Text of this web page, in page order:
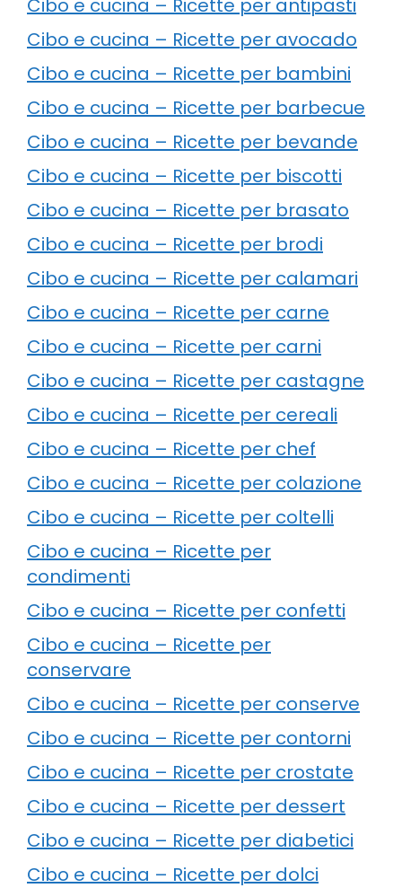
Cibo e cucina – Ricette per antipasti
Cibo e cucina – Ricette per avocado
Cibo e cucina – Ricette per bambini
Cibo e cucina – Ricette per barbecue
Cibo e cucina – Ricette per bevande
Cibo e cucina – Ricette per biscotti
Cibo e cucina – Ricette per brasato
Cibo e cucina – Ricette per brodi
Cibo e cucina – Ricette per calamari
Cibo e cucina – Ricette per carne
Cibo e cucina – Ricette per carni
Cibo e cucina – Ricette per castagne
Cibo e cucina – Ricette per cereali
Cibo e cucina – Ricette per chef
Cibo e cucina – Ricette per colazione
Cibo e cucina – Ricette per coltelli
Cibo e cucina – Ricette per
condimenti
Cibo e cucina – Ricette per confetti
Cibo e cucina – Ricette per
conservare
Cibo e cucina – Ricette per conserve
Cibo e cucina – Ricette per contorni
Cibo e cucina – Ricette per crostate
Cibo e cucina – Ricette per dessert
Cibo e cucina – Ricette per diabetici
Cibo e cucina – Ricette per dolci